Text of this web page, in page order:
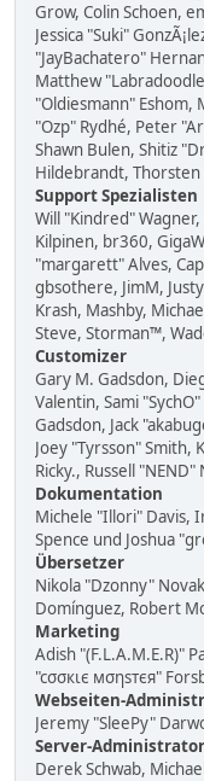
Grow, Colin Schoen,
Jessica "Suki"
"JayBachatero"
Matthew
"Oldiesmann" Eshom,
"Ozp" Rydhé, Peter
Shawn Bulen, Shitiz
Hildebrandt, Thorsten
Support Spezialisten
Will "Kindred"
Kilpinen, br360,
"margarett" Alves,
gbsothere, JimM,
Krash, Mashby,
Steve, Storman™,
Customizer
Gary M. Gadsdon,
Valentin, Sami
Gadsdon, Jack
Joey "Tyrsson" Smith,
Ricky., Russell
Dokumentation
Michele "Illori" Davis,
Spence und Joshua
Übersetzer
Nikola "Dzonny"
Domínguez, Robert
Marketing
Adish "(F.L.A.M.E.R)"
"cσσкιє мσηѕтєя"
Webseiten-
Jeremy "SleePy"
Server-
Derek Schwab,